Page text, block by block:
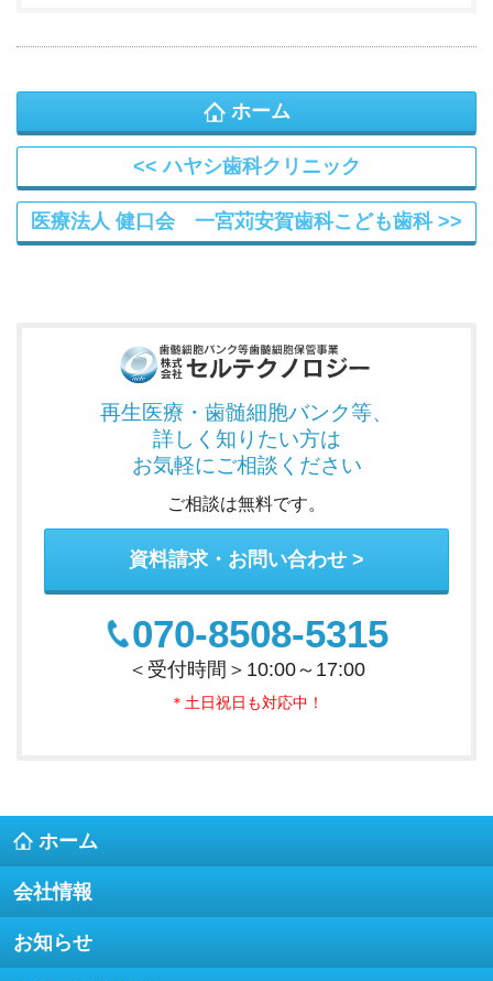
ホーム
ハヤシ歯科クリニック
医療法人 健口会 一宮苅安賀歯科こども歯科
再生医療・歯髄細胞バンク等、
詳しく知りたい方は
お気軽にご相談ください
ご相談は無料です。
資料請求・お問い合わせ
070-8508-5315
＜受付時間＞10:00～17:00
＊土日祝日も対応中！
ホーム
会社情報
お知らせ